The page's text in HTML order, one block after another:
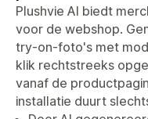
Plushvie AI biedt
voor de webshop.
try-on-foto's met
klik rechtstreeks
vanaf de
installatie duurt